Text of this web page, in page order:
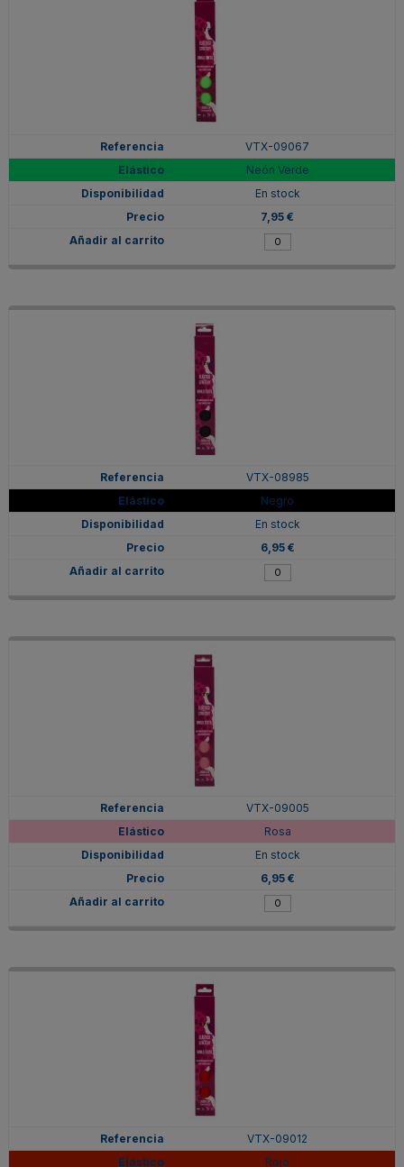
VTX-09067
Neón Verde
En stock
7,95 €
VTX-08985
Negro
En stock
6,95 €
VTX-09005
Rosa
En stock
6,95 €
VTX-09012
Rojo